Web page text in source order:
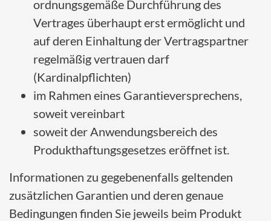
ordnungsgemäße Durchführung des
Vertrages überhaupt erst ermöglicht und
auf deren Einhaltung der Vertragspartner
regelmäßig vertrauen darf
(Kardinalpflichten)
im Rahmen eines Garantieversprechens,
soweit vereinbart
soweit der Anwendungsbereich des
Produkthaftungsgesetzes eröffnet ist.
Informationen zu gegebenenfalls geltenden
zusätzlichen Garantien und deren genaue
Bedingungen finden Sie jeweils beim Produkt